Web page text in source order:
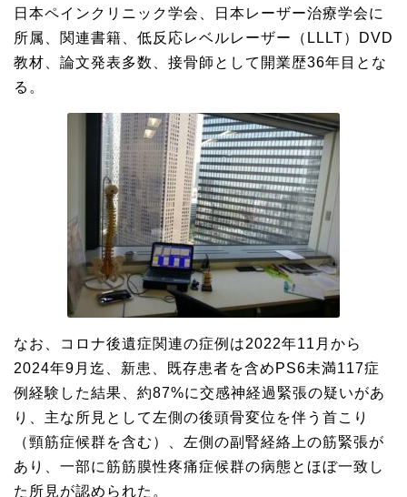
日本ペインクリニック学会、日本レーザー治療学会に
所属、関連書籍、低反応レベルレーザー（LLLT）DVD
教材、論文発表多数、接骨師として開業歴36年目とな
る。
なお、コロナ後遺症関連の症例は2022年11月から
2024年9月迄、新患、既存患者を含めPS6未満117症
例経験した結果、約87%に交感神経過緊張の疑いがあ
り、主な所見として左側の後頭骨変位を伴う首こり
（頸筋症候群を含む）、左側の副腎経絡上の筋緊張が
あり、一部に筋筋膜性疼痛症候群の病態とほぼ一致し
た所見が認められた。